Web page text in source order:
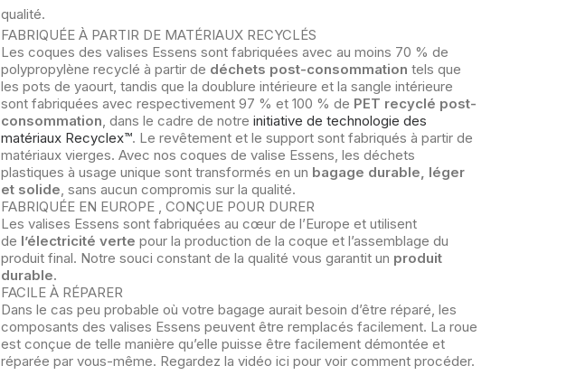
qualité.
FABRIQUÉE À PARTIR DE MATÉRIAUX RECYCLÉS
Les coques des valises Essens sont fabriquées avec au moins 70 % de
polypropylène recyclé à partir de déchets post-consommation tels que
les pots de yaourt, tandis que la doublure intérieure et la sangle intérieure
sont fabriquées avec respectivement 97 % et 100 % de PET recyclé post-
consommation, dans le cadre de notre initiative de technologie des
matériaux Recyclex™. Le revêtement et le support sont fabriqués à partir de
matériaux vierges. Avec nos coques de valise Essens, les déchets
plastiques à usage unique sont transformés en un bagage durable, léger
et solide, sans aucun compromis sur la qualité.
FABRIQUÉE EN EUROPE , CONÇUE POUR DURER
Les valises Essens sont fabriquées au cœur de l’Europe et utilisent
de l’électricité verte pour la production de la coque et l’assemblage du
produit final. Notre souci constant de la qualité vous garantit un produit
durable.
FACILE À RÉPARER
Dans le cas peu probable où votre bagage aurait besoin d’être réparé, les
composants des valises Essens peuvent être remplacés facilement. La roue
est conçue de telle manière qu’elle puisse être facilement démontée et
réparée par vous-même. Regardez la vidéo ici pour voir comment procéder.